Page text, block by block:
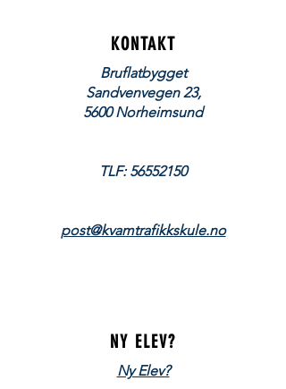
KONTAKT
Bruflatbygget
Sandvenvegen 23,
5600 Norheimsund
TLF:56552150
post@kvamtrafikkskule.no
NY ELEV?
Ny Elev?